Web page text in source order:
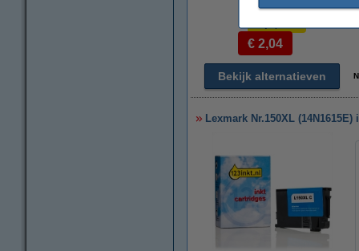
€ 2,04
Bekijk alternatieven
Lexmark Nr.150XL